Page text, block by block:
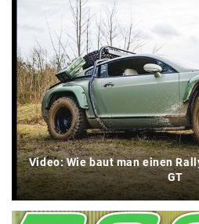
Video: Wie baut man einen
GT